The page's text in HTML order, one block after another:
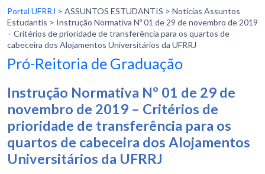
Portal UFRRJ > ASSUNTOS ESTUDANTIS > Notícias Assuntos
Estudantis > Instrução Normativa Nº 01 de 29 de novembro de 2019
– Critérios de prioridade de transferência para os quartos de
cabeceira dos Alojamentos Universitários da UFRRJ
Pró-Reitoria de Graduação
Instrução Normativa Nº 01 de 29 de
novembro de 2019 – Critérios de
prioridade de transferência para os
quartos de cabeceira dos Alojamentos
Universitários da UFRRJ